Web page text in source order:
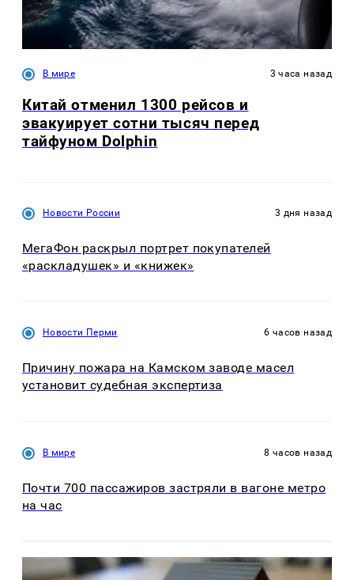
В мире 3 часа назад
Китай отменил 1300 рейсов и
эвакуирует сотни тысяч перед
тайфуном Dolphin
Новости России 3 дня назад
МегаФон раскрыл портрет покупателей
«раскладушек» и «книжек»
Новости Перми 6 часов назад
Причину пожара на Камском заводе масел
установит судебная экспертиза
В мире 8 часов назад
Почти 700 пассажиров застряли в вагоне метро
на час